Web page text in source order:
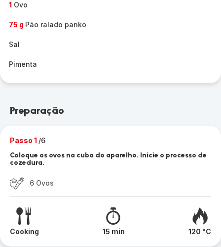
1 Ovo
75 g Pão ralado panko
Sal
Pimenta
Preparação
Passo 1 /6
Coloque os ovos na cuba do aparelho. Inicie o processo de
cozedura.
6 Ovos
Cooking 15 min 120 °C